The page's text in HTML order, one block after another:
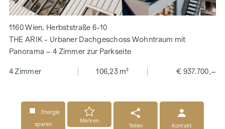
1160 Wien, Herbststraße 6-10
THE ARIK - Urbaner Dachgeschoss Wohntraum mit
Panorama – 4 Zimmer zur Parkseite
4 Zimmer 106,23 m² € 937.700,–
Energie
sparen
Merken
Teilen
Kontakt